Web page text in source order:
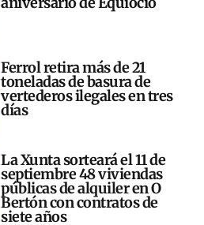
Ferrol retira más de 21
toneladas de basura de
vertederos ilegales en tres
días
La Xunta sorteará el 11 de
septiembre 48 viviendas
públicas de alquiler en O
Bertón con contratos de
siete años